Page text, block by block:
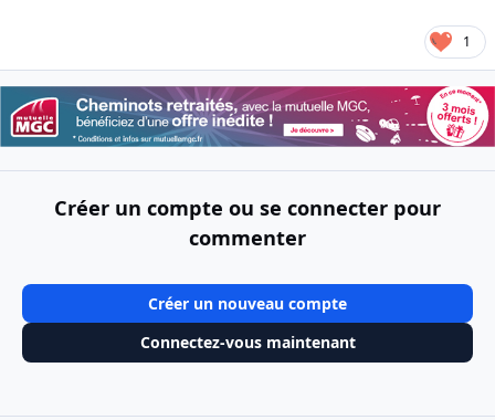
1
Créer un compte ou se connecter pour
commenter
Créer un nouveau compte
Connectez-vous maintenant